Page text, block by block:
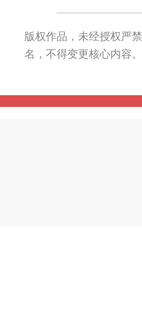
版权作品，未经授权严
名，不得变更核心内容。